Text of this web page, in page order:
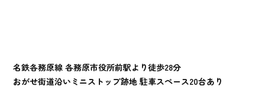
名鉄各務原線 各務原市役所前駅より徒歩28分
おがせ街道沿いミニストップ跡地 駐車スペース20台あり